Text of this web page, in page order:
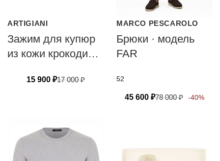
ARTIGIANI
Зажим для купюр
из кожи крокодила
17 000₽
15 900 ₽
MARCO PESCAROLO
Брюки · модель
FAR
52
45 600 ₽78 000₽ -40%